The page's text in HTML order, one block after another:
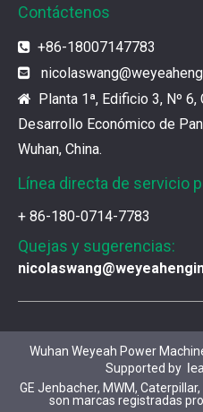
Los productos de gas
Muchos
Se pueden utilizar
Ya sea que su motor
Contáctenos
 +86-18007147783
 nicolaswang
 Planta 1ª, Edificio 3, Nº
Desarrollo Económico de
Wuhan, China.
Línea directa de servicio
+ 86-180-0714-7783
Quejas y sugerencias:
Wuhan Weyeah Power
Supported by
GE Jenbacher, MWM,
son marcas registradas